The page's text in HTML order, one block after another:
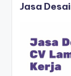
Jasa